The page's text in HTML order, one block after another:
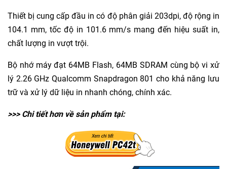
Thiết bị cung cấp đầu in có độ phân giải 203dpi, độ rộng in
104.1 mm, tốc độ in 101.6 mm/s mang đến hiệu suất in,
chất lượng in vượt trội.
Bộ nhớ máy đạt 64MB Flash, 64MB SDRAM cùng bộ vi xử
lý 2.26 GHz Qualcomm Snapdragon 801 cho khả năng lưu
trữ và xử lý dữ liệu in nhanh chóng, chính xác.
>>> Chi tiết hơn về sản phẩm tại: